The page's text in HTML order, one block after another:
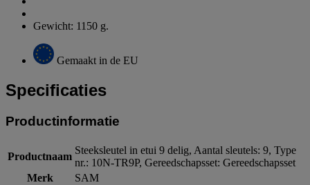
Gewicht: 1150 g.
Gemaakt in de EU
Specificaties
Productinformatie
Productnaam
Steeksleutel in etui 9 delig, Aantal sleutels: 9, Type
nr.: 10N-TR9P, Gereedschapsset: Gereedschapsset
Merk
SAM